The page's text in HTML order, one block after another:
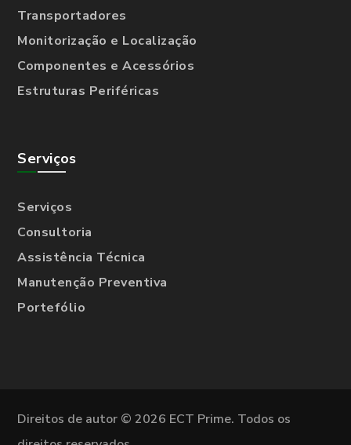
Transportadores
Monitorização e Localização
Componentes e Acessórios
Estruturas Periféricas
Serviços
Serviços
Consultoria
Assistência Técnica
Manutenção Preventiva
Portefólio
Direitos de autor © 2026 ECT Prime. Todos os